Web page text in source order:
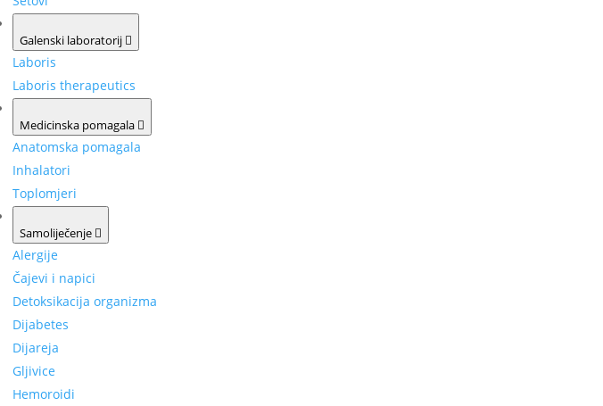
Galenski laboratorij
Laboris
Laboris therapeutics
Medicinska pomagala
Anatomska pomagala
Inhalatori
Toplomjeri
Samoliječenje
Alergije
Čajevi i napici
Detoksikacija organizma
Dijabetes
Dijareja
Gljivice
Hemoroidi